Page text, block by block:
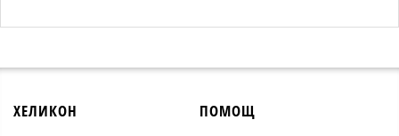
ХЕЛИКОН ПОМОЩ